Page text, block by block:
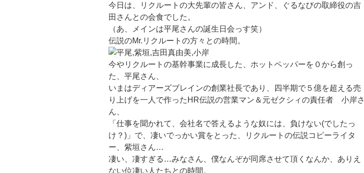
今日は、リクルートの大先輩の皆さん、アンド、ぐるなびの取締役の吉
田さんとの会食でした。
（あ、メインは平尾さんの誕生日会っす笑）
伝説のMr.リクルートの方々との時間。
今やリクルートの基幹事業に成長した、ホットペッパーを０から創っ
た、平尾さん、
いまはディアーズブレインの創業社長であり、四半期で５億を超える売
り上げを一人で作ったHR伝説の営業マン＆元ゼクシィの責任者 小岸さ
ん、
「仕事を聞かれて、会社名で答えるような奴には、負けない(でしたっ
け？)」で、凄いでっかい賞をとった、リクルートの伝説コピーライタ
ー、紫垣さん…
凄い、凄すぎる…みなさん、僕なんぞが同席させて頂くなんか、ありえ
ない位凄い人たちとの時間。